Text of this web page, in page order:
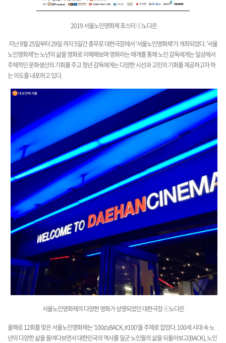
2019 서울노인영화제 포스터 ⓒ노다은
지난 9월 25일부터 29일 까지5일간 충무로 대한극장에서 '서울노인영화제'가 개최되었다.'서울
노인영화제'는 노년의 삶을 영화로 이해해보며 영화라는 매개를 통해 노인 감독에게는 일상에서
주체적인문화생산의 기회를 주고 청년 감독에게는 다양한 시선과 고민의 기회를 제공하고자 하
는 의도를 내포하고 있다.
서울노인영화제의 다양한 영화가 상영되었던 대한극장 ⓒ노다은
올해로 12회를 맞은 서울노인영화제는 ‘100白BACK, #100’을 주제로 잡았다.100세 시대 속 노
년의 다양한 삶을 들여다보면서 대한민국의 역사를 일군 노인들의 삶을 되돌아보고(BACK), 노인